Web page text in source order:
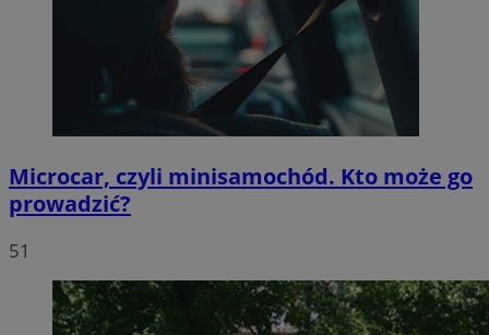
Microcar, czyli minisamochód. Kto może go
prowadzić?
51